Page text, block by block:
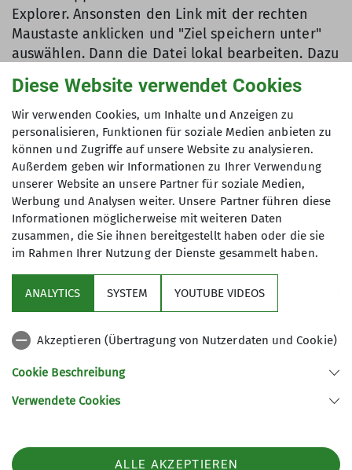
Explorer. Ansonsten den Link mit der rechten
Maustaste anklicken und "Ziel speichern unter"
auswählen. Dann die Datei lokal bearbeiten. Dazu
muss lokal der Adobe Reader installiert sein. Im
Firefox können Sie dies zur Voreinstellung
machen (Hamburger-Menü, Einstellungen -> Tab
Anwendungen -> Aktion für PDF-Dateien auf
"Öffnen mit Adobe Reader" setzen).
In jedem Fall den Auftrag unterschreiben und
anBergbund Rosenheim, Astrid Garmeier,
Bahnhofstr. 34a, 83224 Staudach-
Egerndachschicken.
Sektion
Sektion Bergbund Rosenheim des Deutschen Alpenvereins e.V.
Diese Website verwendet Cookies
Wir verwenden Cookies, um Inhalte und Anzeigen zu
personalisieren, Funktionen für soziale Medien anbieten zu
können und Zugriffe auf unsere Website zu analysieren.
Außerdem geben wir Informationen zu Ihrer Verwendung
unserer Website an unsere Partner für soziale Medien,
Werbung und Analysen weiter. Unsere Partner führen diese
Informationen möglicherweise mit weiteren Daten
zusammen, die Sie ihnen bereitgestellt haben oder die sie
im Rahmen Ihrer Nutzung der Dienste gesammelt haben.
ANALYTICS SYSTEM YOUTUBE VIDEOS
Akzeptieren (Übertragung von Nutzerdaten und Cookie)
Cookie Beschreibung
Verwendete Cookies
ALLE AKZEPTIEREN